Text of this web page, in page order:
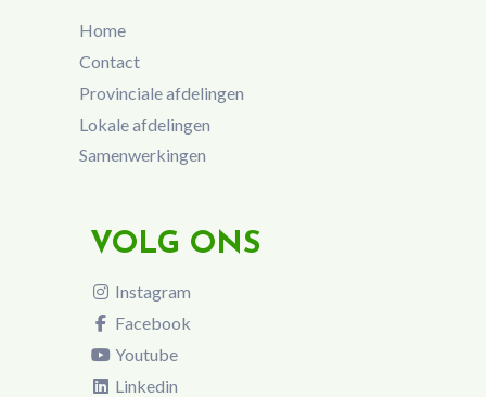
Home
Contact
Provinciale afdelingen
Lokale afdelingen
Samenwerkingen
VOLG ONS
Instagram
Facebook
Youtube
Linkedin